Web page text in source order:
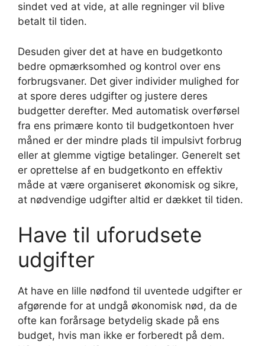
sindet ved at vide, at alle regninger vil blive
betalt til tiden.
Desuden giver det at have en budgetkonto
bedre opmærksomhed og kontrol over ens
forbrugsvaner. Det giver individer mulighed for
at spore deres udgifter og justere deres
budgetter derefter. Med automatisk overførsel
fra ens primære konto til budgetkontoen hver
måned er der mindre plads til impulsivt forbrug
eller at glemme vigtige betalinger. Generelt set
er oprettelse af en budgetkonto en effektiv
måde at være organiseret økonomisk og sikre,
at nødvendige udgifter altid er dækket til tiden.
Have til uforudsete
udgifter
At have en lille nødfond til uventede udgifter er
afgørende for at undgå økonomisk nød, da de
ofte kan forårsage betydelig skade på ens
budget, hvis man ikke er forberedt på dem.